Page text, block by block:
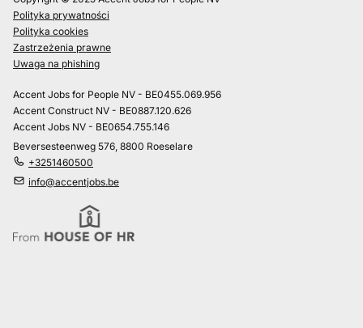
Polityka prywatności
Polityka cookies
Zastrzeżenia prawne
Uwaga na phishing
Accent Jobs for People NV - BE0455.069.956
Accent Construct NV - BE0887.120.626
Accent Jobs NV - BE0654.755.146
Beversesteenweg 576, 8800 Roeselare
+3251460500
info@accentjobs.be